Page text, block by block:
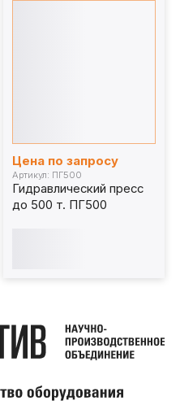
Цена по запросу
Артикул: ПГ500
Гидравлический пресс
до 500 т. ПГ500